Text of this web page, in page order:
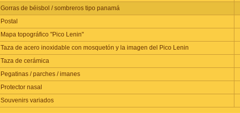
Gorras de béisbol / sombreros tipo panamá
Postal
Mapa topográfico "Pico Lenin"
Taza de acero inoxidable con mosquetón y la imagen del Pico Lenin
Taza de cerámica
Pegatinas / parches / imanes
Protector nasal
Souvenirs variados